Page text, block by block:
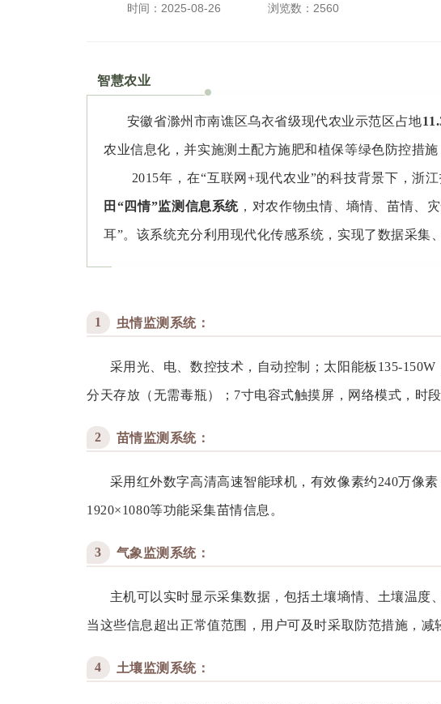
时间：2025-08-26 浏览数：2560
智慧农业
安徽省滁州市南谯区乌衣省级现代农业示范区占地
农业信息化，并实施测土配方施肥和植保等绿色防控措
2015年，在“互联网+现代农业”的科技背景下，浙
田“四情”监测信息系统 ，对农作物虫情、墒情、苗情、
耳”。该系统充分利用现代化传感系统，实现了数据采集
1 虫情监测系统：
采用光、电、数控技术，自动控制；太阳能板135-
分天存放（无需毒瓶）；7寸电容式触摸屏，网络模式，时段
2 苗情监测系统：
采用红外数字高清高速智能球机，有效像素约240万像
1920×1080等功能采集苗情信息。
3 气象监测系统：
主机可以实时显示采集数据，包括土壤墒情、土壤温度
当这些信息超出正常值范围，用户可及时采取防范措施，减
4 土壤监测系统：